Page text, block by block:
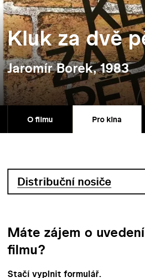
Kluk za dvě
Jaromír Borek, 1983
O filmu Pro kina
Distribuční nosiče
Máte zájem o
filmu?
Stačí vyplnit formulář.